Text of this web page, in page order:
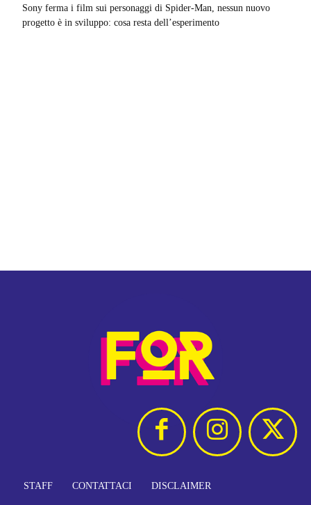
Sony ferma i film sui personaggi di Spider-Man, nessun nuovo
progetto è in sviluppo: cosa resta dell’esperimento
STAFF CONTATTACI DISCLAIMER